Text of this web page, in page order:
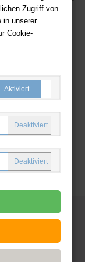
Zugriff von
in unserer
Cookie-